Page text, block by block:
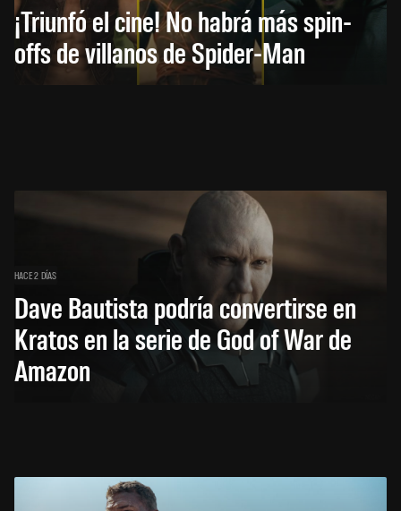
¡Triunfó el cine! No habrá más spin-
offs de villanos de Spider-Man
HACE 2 DÍAS
Dave Bautista podría convertirse en
Kratos en la serie de God of War de
Amazon